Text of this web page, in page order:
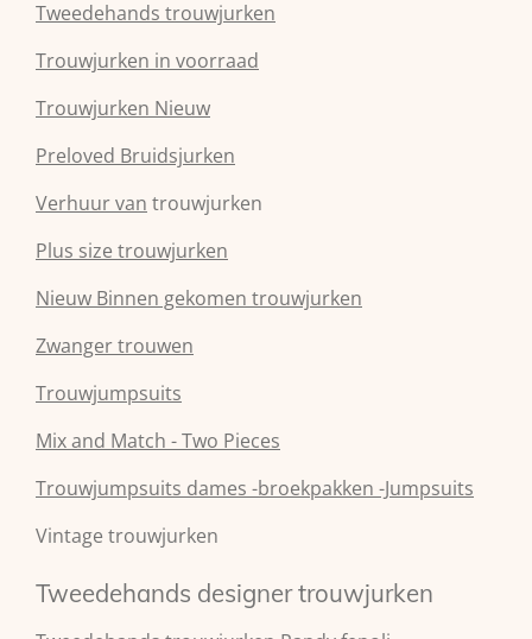
Tweedehands trouwjurken
Trouwjurken in voorraad
Trouwjurken Nieuw
Preloved Bruidsjurken
Verhuur van trouwjurken
Plus size trouwjurken
Nieuw Binnen gekomen trouwjurken
Zwanger trouwen
Trouwjumpsuits
Mix and Match - Two Pieces
Trouwjumpsuits dames -broekpakken -Jumpsuits
Vintage trouwjurken
Tweedehands designer trouwjurken